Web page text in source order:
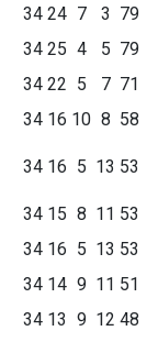
34 24 7 3 79
34 25 4 5 79
34 22 5 7 71
34 16 10 8 58
34 16 5 13 53
34 15 8 11 53
34 16 5 13 53
34 14 9 11 51
34 13 9 12 48